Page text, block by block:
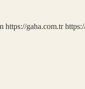
https://gaha.com.tr